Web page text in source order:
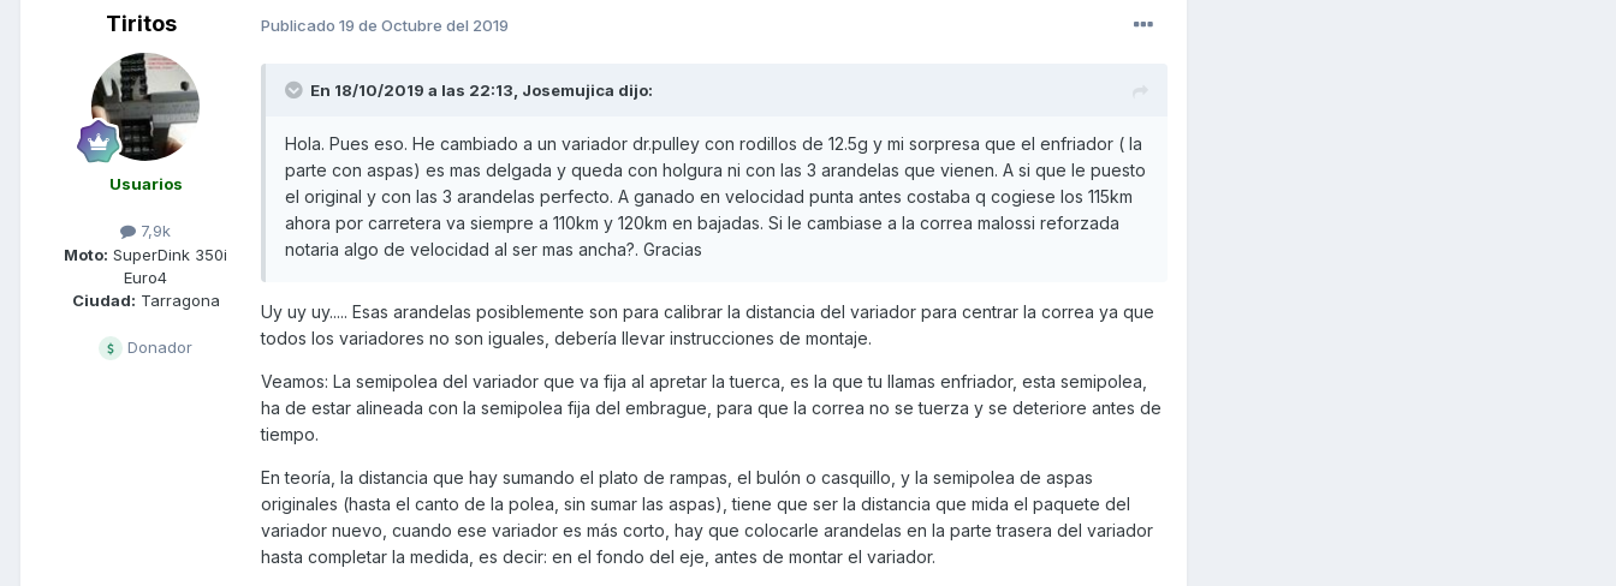
Tiritos
Usuarios
7,9k
Moto: SuperDink 350i
Euro4
Ciudad: Tarragona
Donador
Publicado 19 de Octubre del 2019
En 18/10/2019 a las 22:13, Josemujica dijo:
Hola. Pues eso. He cambiado a un variador dr.pulley con rodillos de 12.5g y mi sorpresa que el enfriador ( la
parte con aspas) es mas delgada y queda con holgura ni con las 3 arandelas que vienen. A si que le puesto
el original y con las 3 arandelas perfecto. A ganado en velocidad punta antes costaba q cogiese los 115km
ahora por carretera va siempre a 110km y 120km en bajadas. Si le cambiase a la correa malossi reforzada
notaria algo de velocidad al ser mas ancha?. Gracias
Uy uy uy..... Esas arandelas posiblemente son para calibrar la distancia del variador para centrar la correa ya que
todos los variadores no son iguales, debería llevar instrucciones de montaje.
Veamos: La semipolea del variador que va fija al apretar la tuerca, es la que tu llamas enfriador, esta semipolea,
ha de estar alineada con la semipolea fija del embrague, para que la correa no se tuerza y se deteriore antes de
tiempo.
En teoría, la distancia que hay sumando el plato de rampas, el bulón o casquillo, y la semipolea de aspas
originales (hasta el canto de la polea, sin sumar las aspas), tiene que ser la distancia que mida el paquete del
variador nuevo, cuando ese variador es más corto, hay que colocarle arandelas en la parte trasera del variador
hasta completar la medida, es decir: en el fondo del eje, antes de montar el variador.